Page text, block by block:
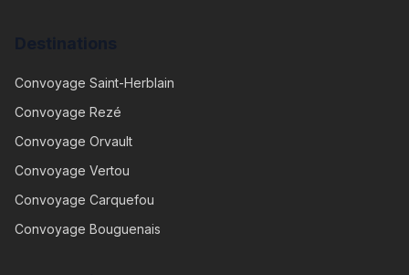
Convoyage Saint-Herblain
Convoyage Rezé
Convoyage Orvault
Convoyage Vertou
Convoyage Carquefou
Convoyage Bouguenais